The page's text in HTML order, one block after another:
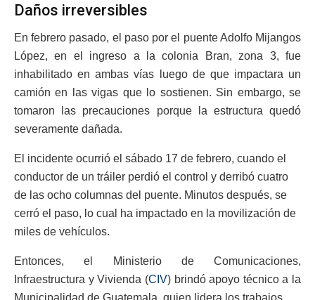
Daños irreversibles
En febrero pasado, el paso por el puente Adolfo Mijangos
López, en el ingreso a la colonia Bran, zona 3, fue
inhabilitado en ambas vías luego de que impactara un
camión en las vigas que lo sostienen. Sin embargo, se
tomaron las precauciones porque la estructura quedó
severamente dañada.
El incidente ocurrió el sábado 17 de febrero, cuando el
conductor de un tráiler perdió el control y derribó cuatro
de las ocho columnas del puente. Minutos después, se
cerró el paso, lo cual ha impactado en la movilización de
miles de vehículos.
Entonces, el Ministerio de Comunicaciones,
Infraestructura y Vivienda (CIV) brindó apoyo técnico a la
Municipalidad de Guatemala, quien lidera los trabajos.